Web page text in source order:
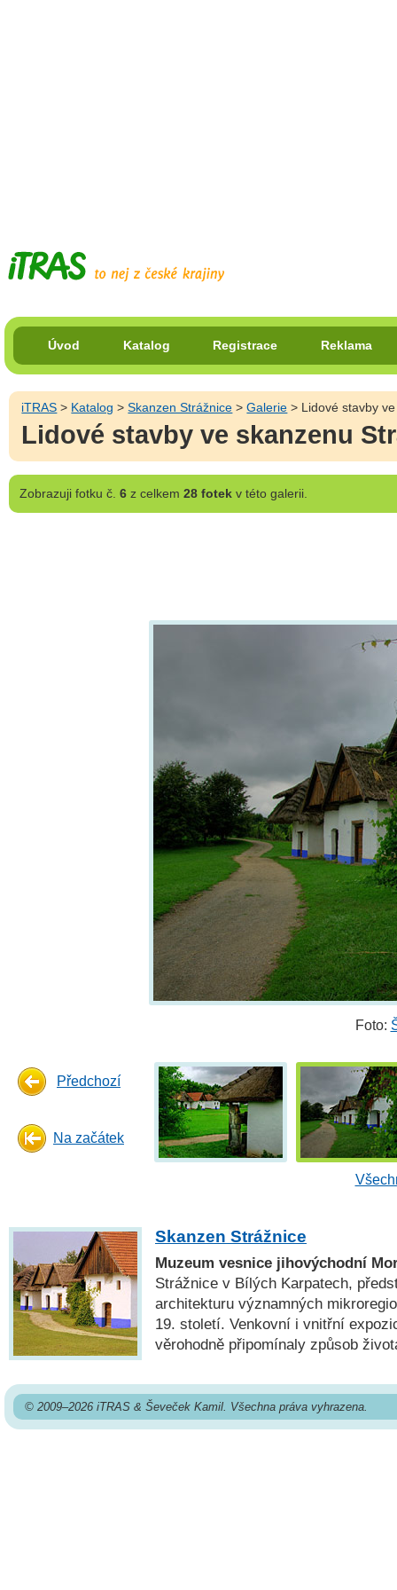
Úvod Katalog Registrace Reklama
iTRAS > Katalog >Skanzen Strážnice >Galerie > Lidové stavby
Lidové stavby ve skanzenu
Zobrazujifotku č. 6z celkem 28 fotekv této galerii.
Foto:
Předchozí
Na začátek
Skanzen Strážnice
Muzeum vesnice jihovýchodní
Strážnice v Bílých Karpatech,
architekturu významných
19. století. Venkovní i vnitřní
věrohodně připomínaly způsob
© 2009–2026 iTRAS & Ševeček Kamil. Všechna práva vyhrazena.